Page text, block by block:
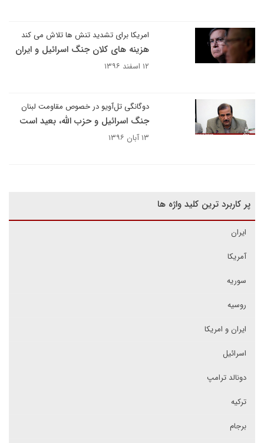
امریکا برای تشدید تنش ها تلاش می کند
هزینه های کلان جنگ اسرائیل و ایران
۱۲ اسفند ۱۳۹۶
دوگانگی تل‌آویو در خصوص مقاومت لبنان
جنگ اسرائیل و حزب الله، بعید است
۱۳ آبان ۱۳۹۶
پر کاربرد ترین کلید واژه ها
ایران
آمریکا
سوریه
روسیه
ایران و امریکا
اسرائیل
دونالد ترامپ
ترکیه
برجام